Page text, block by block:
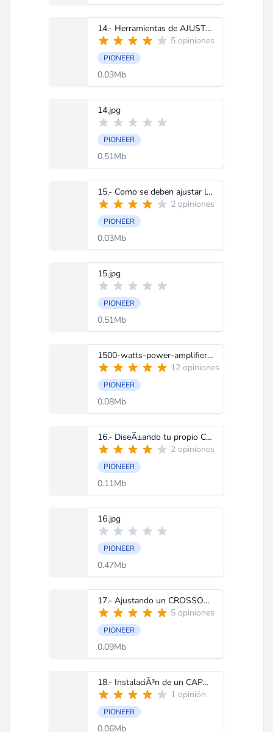
14.- Herramientas de AJUSTE.doc
5 opiniones
PIONEER
0.03Mb
14.jpg
PIONEER
0.51Mb
15.- Como se deben ajustar las GANANCIAS.doc
2 opiniones
PIONEER
0.03Mb
15.jpg
PIONEER
0.51Mb
1500-watts-power-amplifier.jpg
12 opiniones
PIONEER
0.08Mb
16.- DiseÃ±ando tu propio CAJON de SUBWOOFERS.doc
2 opiniones
PIONEER
0.11Mb
16.jpg
PIONEER
0.47Mb
17.- Ajustando un CROSSOVER.doc
5 opiniones
PIONEER
0.09Mb
18.- InstalaciÃ³n de un CAPACITOR.doc
1 opinión
PIONEER
0.06Mb